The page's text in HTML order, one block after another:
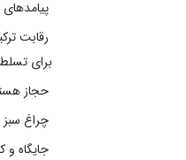
رقابت
برای
حجاز
چراغ
جایگاه و